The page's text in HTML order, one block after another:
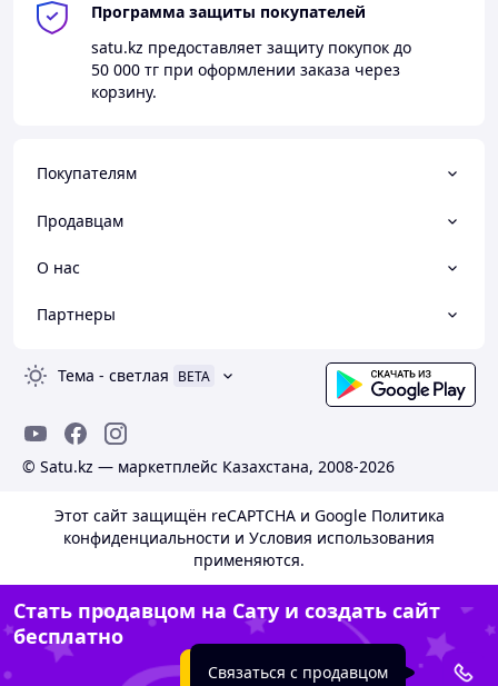
Программа защиты покупателей
satu.kz предоставляет защиту покупок до
50 000 тг при оформлении заказа через
корзину.
Покупателям
Продавцам
О нас
Партнеры
Тема - светлая BETA
© Satu.kz — маркетплейс Казахстана, 2008-2026
Этот сайт защищён reCAPTCHA и Google Политика
конфиденциальности и Условия использования
применяются.
Стать продавцом на Сату и создать сайт
бесплатно
Создать сайт
Связаться с продавцом